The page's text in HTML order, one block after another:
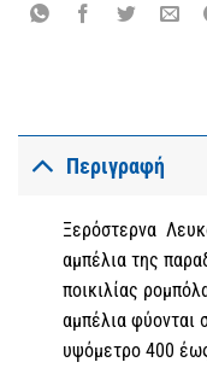
Περιγραφή
Ξερόστερνα
αμπέλια της
ποικιλίας
αμπέλια φύονται
υψόμετρο 400